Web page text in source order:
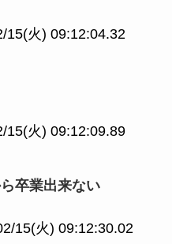
15(火) 09:12:04.32
15(火) 09:12:09.89
卒業出来ない
15(火) 09:12:30.02